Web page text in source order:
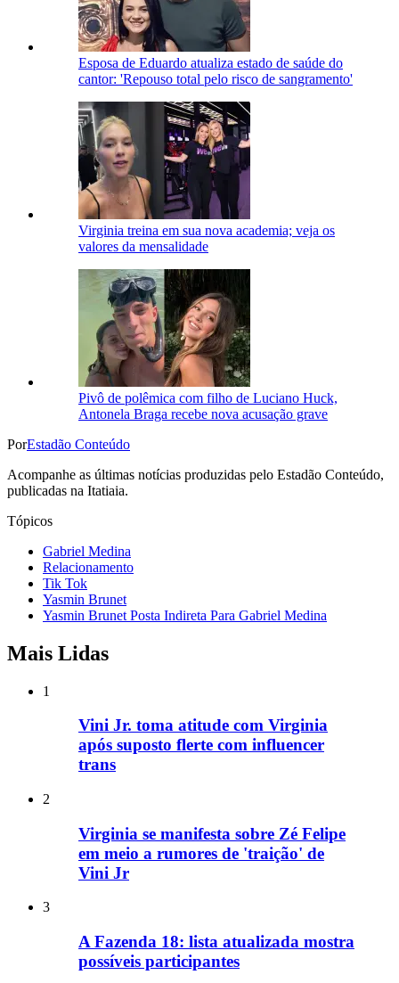
Esposa de Eduardo atualiza estado de saúde do
cantor: 'Repouso total pelo risco de sangramento'
Virginia treina em sua nova academia; veja os
valores da mensalidade
Pivô de polêmica com filho de Luciano Huck,
Antonela Braga recebe nova acusação grave
PorEstadão Conteúdo
Acompanhe as últimas notícias produzidas pelo Estadão Conteúdo,
publicadas na Itatiaia.
Tópicos
Gabriel Medina
Relacionamento
Tik Tok
Yasmin Brunet
Yasmin Brunet Posta Indireta Para Gabriel Medina
Mais Lidas
1
Vini Jr. toma atitude com Virginia
após suposto flerte com influencer
trans
2
Virginia se manifesta sobre Zé Felipe
em meio a rumores de 'traição' de
Vini Jr
3
A Fazenda 18: lista atualizada mostra
possíveis participantes